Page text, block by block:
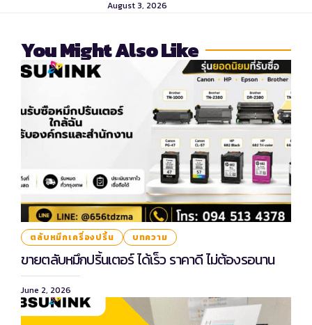
August 3, 2026
You Might Also Like
ตลับหมึกเครื่องปริ้น บทความ
ขายตลับหมึกปริ้นเตอร์ ได้เร็ว ราคาดี ไม่ต้องรอนาน
June 2, 2026